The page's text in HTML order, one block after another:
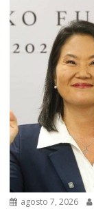
agosto 7, 2026